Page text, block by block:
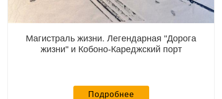
Магистраль жизни. Легендарная "Дорога
жизни" и Кобоно-Кареджский порт
Подробнее